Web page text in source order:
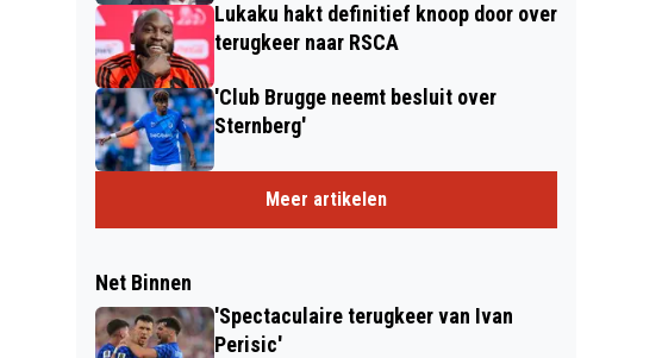
Lukaku hakt definitief knoop door over
terugkeer naar RSCA
'Club Brugge neemt besluit over
Sternberg'
Meer artikelen
Net Binnen
'Spectaculaire terugkeer van Ivan
Perisic'